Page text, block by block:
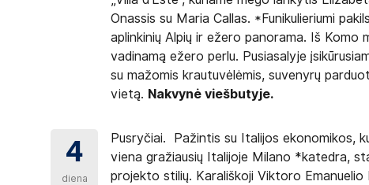
Onassis su Maria Callas. *Funikulieriumi
aplinkinių Alpių ir ežero panorama. Iš Komo
vadinamą ežero perlu. Pusiasalyje
su mažomis krautuvėlėmis, suvenyrų
vietą. Nakvynė viešbutyje.
4
diena
Pusryčiai. Pažintis su Italijos ekonomikos,
viena gražiausių Italijoje Milano *katedra,
projekto stilių. Karališkoji Viktoro